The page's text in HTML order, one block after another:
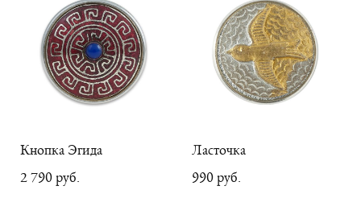
Кнопка Эгида
2 790 pуб.
Ласточка
990 pуб.